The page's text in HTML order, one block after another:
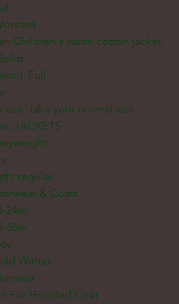
Children's warm cotton jacket
Full
size, take your normal size
JACKETS
regular
& Coats
24m
36m
Winter
Fur Hooded Coat